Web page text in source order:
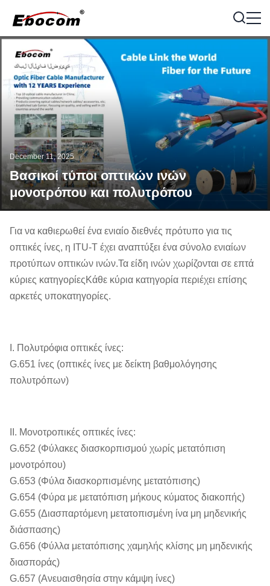
December 11, 2025
Βασικοί τύποι οπτικών ινών
μονοτρόπου και πολυτρόπου
Για να καθιερωθεί ένα ενιαίο διεθνές πρότυπο για τις
οπτικές ίνες, η ITU-T έχει αναπτύξει ένα σύνολο ενιαίων
προτύπων οπτικών ινών.Τα είδη ινών χωρίζονται σε επτά
κύριες κατηγορίεςΚάθε κύρια κατηγορία περιέχει επίσης
αρκετές υποκατηγορίες.
Ι. Πολυτρόφια οπτικές ίνες:
G.651 ίνες (οπτικές ίνες με δείκτη βαθμολόγησης
πολυτρόπων)
ΙΙ. Μονοτροπικές οπτικές ίνες:
G.652 (Φύλακες διασκορπισμού χωρίς μετατόπιση
μονοτρόπου)
G.653 (Φύλα διασκορπισμένης μετατόπισης)
G.654 (Φύρα με μετατόπιση μήκους κύματος διακοπής)
G.655 (Διασπαρτόμενη μετατοπισμένη ίνα μη μηδενικής
διάσπασης)
G.656 (Φύλλα μετατόπισης χαμηλής κλίσης μη μηδενικής
διασποράς)
G.657 (Ανευαισθησία στην κάμψη ίνες)